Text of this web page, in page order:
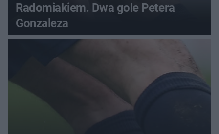
Radomiakiem. Dwa gole Petera
Gonzaleza